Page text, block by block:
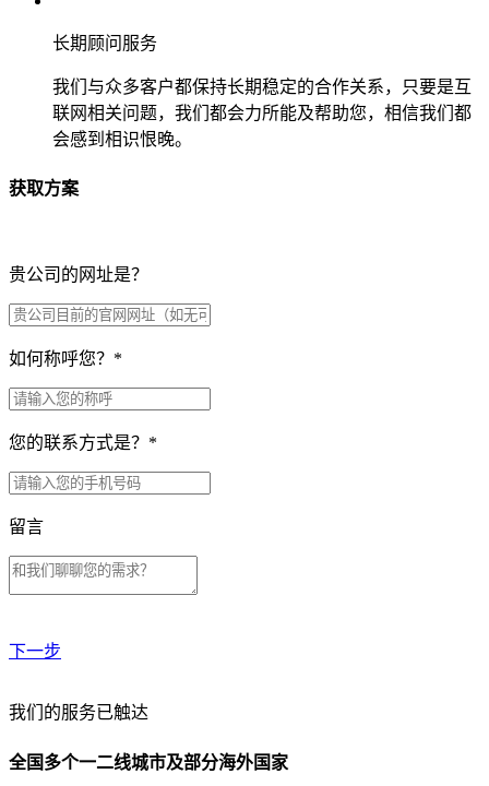
长期顾问服务
我们与众多客户都保持长期稳定的合作关系，只要是互
联网相关问题，我们都会力所能及帮助您，相信我们都
会感到相识恨晚。
获取方案
贵公司的网址是？
如何称呼您？ *
您的联系方式是？ *
留言
下一步
贵公司预算范围是？
我们的服务已触达
全国多个一二线城市及部分海外国家